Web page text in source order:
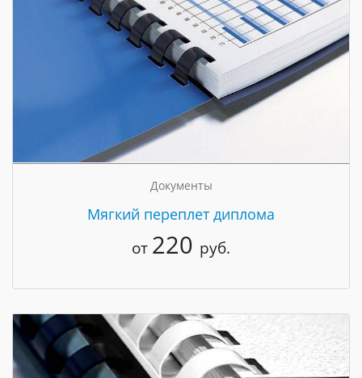
Документы
Мягкий переплет диплома
от 220 руб.